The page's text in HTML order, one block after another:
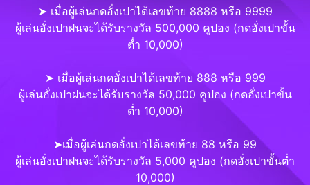
➤ เมื่อผู้เล่นกดอั่งเปาได้เลขท้าย 8888 หรือ 9999
ผู้เล่นอั่งเปาฝนจะได้รับรางวัล 500,000 คูปอง (กดอั่งเปาขั้น
ต่ำ 10,000)
➤ เมื่อผู้เล่นกดอั่งเปาได้เลขท้าย 888 หรือ 999
ผู้เล่นอั่งเปาฝนจะได้รับรางวัล 50,000 คูปอง (กดอั่งเปาขั้น
ต่ำ 10,000)
➤เมื่อผู้เล่นกดอั่งเปาได้เลขท้าย 88 หรือ 99
ผู้เล่นอั่งเปาฝนจะได้รับรางวัล 5,000 คูปอง (กดอั่งเปาขั้นต่ำ
10,000)